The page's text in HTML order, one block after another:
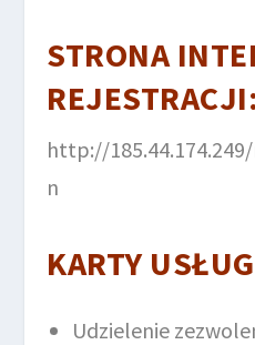
STRONA
REJESTRACJI:
http://
n
KARTY
Udzielenie